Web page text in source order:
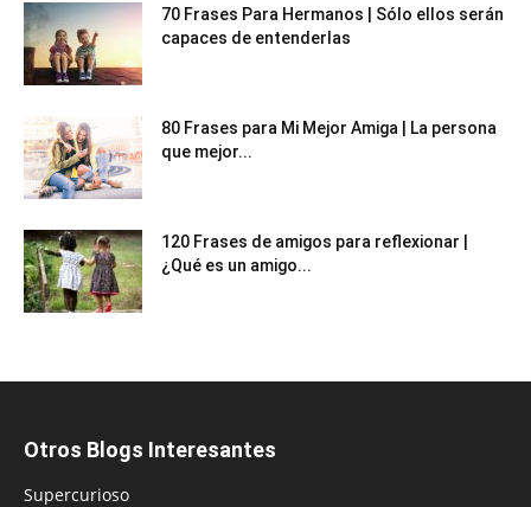
70 Frases Para Hermanos | Sólo ellos serán
capaces de entenderlas
80 Frases para Mi Mejor Amiga | La persona
que mejor...
120 Frases de amigos para reflexionar |
¿Qué es un amigo...
Otros Blogs Interesantes
Supercurioso